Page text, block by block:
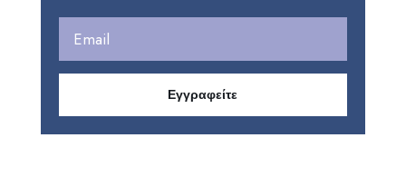
Εγγραφείτε